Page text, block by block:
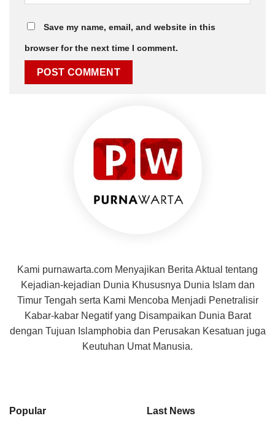
Save my name, email, and website in this
browser for the next time I comment.
Kami purnawarta.com Menyajikan Berita Aktual tentang
Kejadian-kejadian Dunia Khususnya Dunia Islam dan
Timur Tengah serta Kami Mencoba Menjadi Penetralisir
Kabar-kabar Negatif yang Disampaikan Dunia Barat
dengan Tujuan Islamphobia dan Perusakan Kesatuan juga
Keutuhan Umat Manusia.
Popular Last News